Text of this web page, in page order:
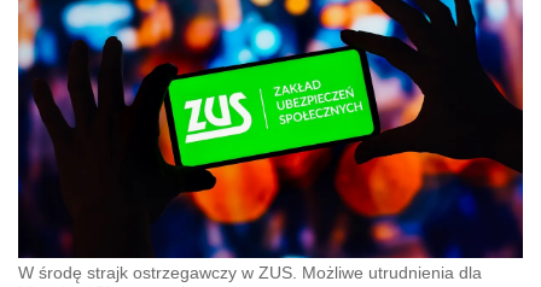
W środę strajk ostrzegawczy w ZUS. Możliwe utrudnienia dla